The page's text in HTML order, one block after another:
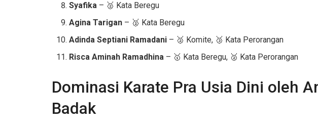
Syafika – 🥈 Kata Beregu
Agina Tarigan – 🥈 Kata Beregu
Adinda Septiani Ramadani – 🥈 Komite, 🥉 Kata Perorangan
Risca Aminah Ramadhina – 🥇 Kata Beregu, 🥈 Kata Perorangan
Dominasi Karate Pra Usia Dini oleh
Badak